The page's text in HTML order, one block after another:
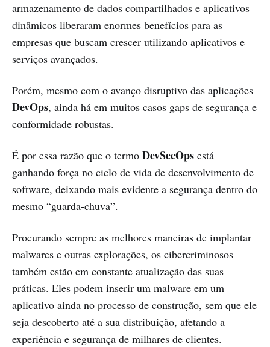
armazenamento de dados compartilhados e aplicativos
dinâmicos liberaram enormes benefícios para as
empresas que buscam crescer utilizando aplicativos e
serviços avançados.
Porém, mesmo com o avanço disruptivo das aplicações
DevOps, ainda há em muitos casos gaps de segurança e
conformidade robustas.
É por essa razão que o termo DevSecOps está
ganhando força no ciclo de vida de desenvolvimento de
software, deixando mais evidente a segurança dentro do
mesmo “guarda-chuva”.
Procurando sempre as melhores maneiras de implantar
malwares e outras explorações, os cibercriminosos
também estão em constante atualização das suas
práticas. Eles podem inserir um malware em um
aplicativo ainda no processo de construção, sem que ele
seja descoberto até a sua distribuição, afetando a
experiência e segurança de milhares de clientes.